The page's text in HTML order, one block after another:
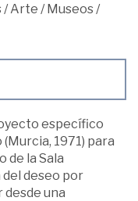
/Arte /Museos/
específico
1971) para
de la Sala
del deseo por
una